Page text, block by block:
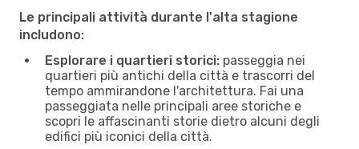
Le principali attività durante l'alta stagione
includono:
Esplorare i quartieri storici: passeggia nei
quartieri più antichi della città e trascorri del
tempo ammirandone l'architettura. Fai una
passeggiata nelle principali aree storiche e
scopri le affascinanti storie dietro alcuni degli
edifici più iconici della città.